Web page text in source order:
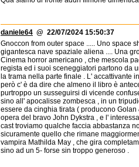
daniele64 @ 22/07/2024 15:50:37
Gnoccon from outer space ..... Uno space
gigantesca nave spaziale aliena .... Una
Cinema horror americano , che mescola
regista ed i suoi sceneggiatori partono da
la trama nella parte finale . L' accattivante
però c' è da dire che almeno il libro è
purtroppo un susseguirsi di vicende
sino all' apocalisse zombesca , in un
essere da cinghia tirata ( producono
opera del bravo John Dykstra , e l'
cast troviamo qualche faccia abbastanza
sicuramente quello che rimane
vampira Mathilda May , che gira
sino ad un 5- forse sin troppo generoso .